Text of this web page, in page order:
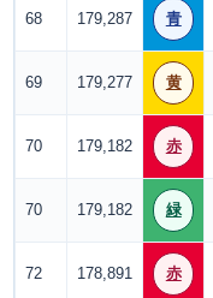
68 179,287 青
69 179,277 黄
70 179,182 赤
70 179,182 緑
72 178,891 赤